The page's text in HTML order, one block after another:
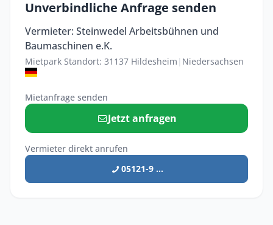
Unverbindliche Anfrage senden
Vermieter: Steinwedel Arbeitsbühnen und
Baumaschinen e.K.
Mietpark Standort: 31137 Hildesheim | Niedersachsen
Mietanfrage senden
Jetzt anfragen
Vermieter direkt anrufen
05121-9 ...